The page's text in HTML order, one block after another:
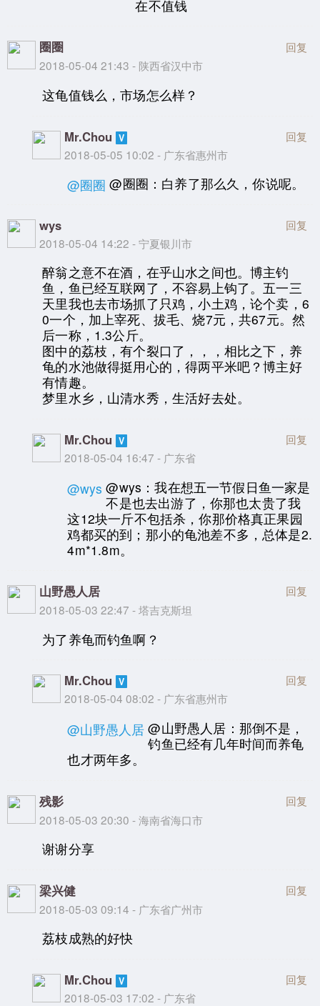
在不值钱
圈圈
2018-05-04 21:43 - 陕西省汉中市
回复
这龟值钱么，市场怎么样？
Mr.Chou
2018-05-05 10:02 - 广东省惠州市
回复
@圈圈 @圈圈：白养了那么久，你说呢。
wys
2018-05-04 14:22 - 宁夏银川市
回复
醉翁之意不在酒，在乎山水之间也。博主钓
鱼，鱼已经互联网了，不容易上钩了。五一三
天里我也去市场抓了只鸡，小土鸡，论个卖，6
0一个，加上宰死、拔毛、烧7元，共67元。然
后一称，1.3公斤。
图中的荔枝，有个裂口了，，，相比之下，养
龟的水池做得挺用心的，得两平米吧？博主好
有情趣。
梦里水乡，山清水秀，生活好去处。
Mr.Chou
2018-05-04 16:47 - 广东省
回复
@wys @wys：我在想五一节假日鱼一家是
不是也去出游了，你那也太贵了我
这12块一斤不包括杀，你那价格真正果园
鸡都买的到；那小的龟池差不多，总体是2.
4m*1.8m。
山野愚人居
2018-05-03 22:47 - 塔吉克斯坦
回复
为了养龟而钓鱼啊？
Mr.Chou
2018-05-04 08:02 - 广东省惠州市
回复
@山野愚人居 @山野愚人居：那倒不是，
钓鱼已经有几年时间而养龟
也才两年多。
残影
2018-05-03 20:30 - 海南省海口市
回复
谢谢分享
梁兴健
2018-05-03 09:14 - 广东省广州市
回复
荔枝成熟的好快
Mr.Chou
2018-05-03 17:02 - 广东省
回复